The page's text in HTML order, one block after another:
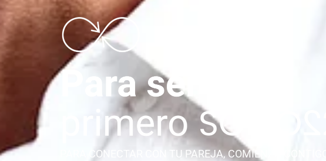
PARA CONECTAR CON TU PAREJA, COMIENZA CONTIGO.